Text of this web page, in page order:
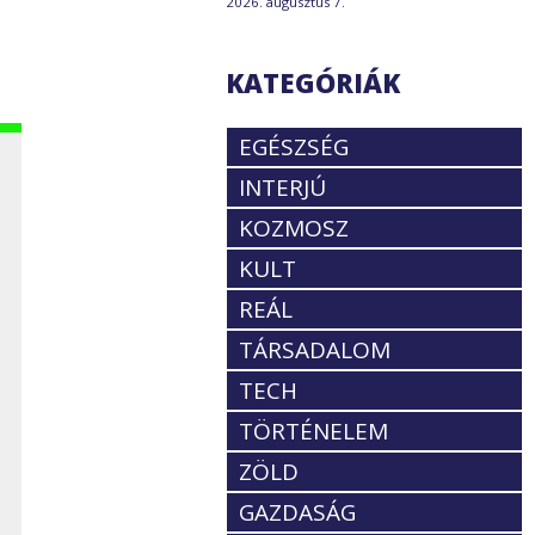
KATEGÓRIÁK
EGÉSZSÉG
INTERJÚ
KOZMOSZ
KULT
REÁL
TÁRSADALOM
TECH
TÖRTÉNELEM
ZÖLD
GAZDASÁG